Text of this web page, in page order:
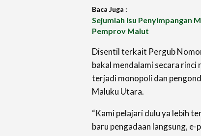
Baca Juga :
Sejumlah Isu Penyimpangan
Pemprov Malut
Disentil terkait Pergub
bakal mendalami secara
terjadi monopoli dan
Maluku Utara.
“Kami pelajari dulu ya lebih
baru pengadaan langsung, e-